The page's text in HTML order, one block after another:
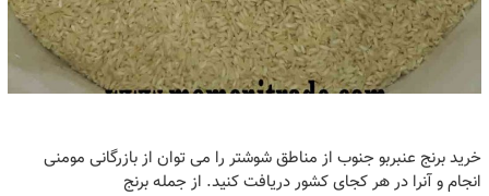
خرید برنج عنبربو جنوب از مناطق شوشتر را می توان از بازرگانی مومنی
انجام و آنرا در هر کجای کشور دریافت کنید. از جمله برنج